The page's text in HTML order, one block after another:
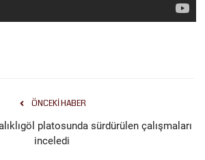
ÖNCEKI HABER
platosunda sürdürülen çalışmaları
inceledi